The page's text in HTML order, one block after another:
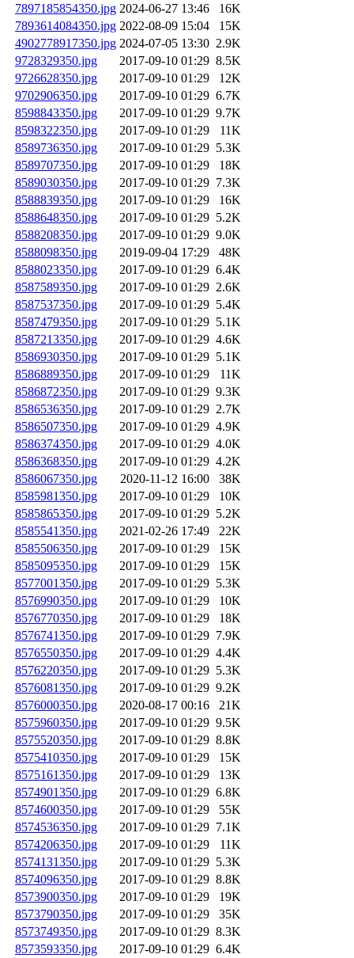
7897185854350.jpg 2024-06-27 13:46
16K
7893614084350.jpg 2022-08-09 15:04
15K
4902778917350.jpg 2024-07-05 13:30 2.9K
9728329350.jpg
2017-09-10 01:29 8.5K
9726628350.jpg
2017-09-10 01:29
12K
9702906350.jpg
2017-09-10 01:29 6.7K
8598843350.jpg
2017-09-10 01:29 9.7K
8598322350.jpg
2017-09-10 01:29
11K
8589736350.jpg
2017-09-10 01:29 5.3K
8589707350.jpg
2017-09-10 01:29
18K
8589030350.jpg
2017-09-10 01:29 7.3K
8588839350.jpg
2017-09-10 01:29
16K
8588648350.jpg
2017-09-10 01:29 5.2K
8588208350.jpg
2017-09-10 01:29 9.0K
8588098350.jpg
2019-09-04 17:29
48K
8588023350.jpg
2017-09-10 01:29 6.4K
8587589350.jpg
2017-09-10 01:29 2.6K
8587537350.jpg
2017-09-10 01:29 5.4K
8587479350.jpg
2017-09-10 01:29 5.1K
8587213350.jpg
2017-09-10 01:29 4.6K
8586930350.jpg
2017-09-10 01:29 5.1K
8586889350.jpg
2017-09-10 01:29
11K
8586872350.jpg
2017-09-10 01:29 9.3K
8586536350.jpg
2017-09-10 01:29 2.7K
8586507350.jpg
2017-09-10 01:29 4.9K
8586374350.jpg
2017-09-10 01:29 4.0K
8586368350.jpg
2017-09-10 01:29 4.2K
8586067350.jpg
2020-11-12 16:00
38K
8585981350.jpg
2017-09-10 01:29
10K
8585865350.jpg
2017-09-10 01:29 5.2K
8585541350.jpg
2021-02-26 17:49
22K
8585506350.jpg
2017-09-10 01:29
15K
8585095350.jpg
2017-09-10 01:29
15K
8577001350.jpg
2017-09-10 01:29 5.3K
8576990350.jpg
2017-09-10 01:29
10K
8576770350.jpg
2017-09-10 01:29
18K
8576741350.jpg
2017-09-10 01:29 7.9K
8576550350.jpg
2017-09-10 01:29 4.4K
8576220350.jpg
2017-09-10 01:29 5.3K
8576081350.jpg
2017-09-10 01:29 9.2K
8576000350.jpg
2020-08-17 00:16
21K
8575960350.jpg
2017-09-10 01:29 9.5K
8575520350.jpg
2017-09-10 01:29 8.8K
8575410350.jpg
2017-09-10 01:29
15K
8575161350.jpg
2017-09-10 01:29
13K
8574901350.jpg
2017-09-10 01:29 6.8K
8574600350.jpg
2017-09-10 01:29
55K
8574536350.jpg
2017-09-10 01:29 7.1K
8574206350.jpg
2017-09-10 01:29
11K
8574131350.jpg
2017-09-10 01:29 5.3K
8574096350.jpg
2017-09-10 01:29 8.8K
8573900350.jpg
2017-09-10 01:29
19K
8573790350.jpg
2017-09-10 01:29
35K
8573749350.jpg
2017-09-10 01:29 8.3K
8573593350.jpg
2017-09-10 01:29 6.4K